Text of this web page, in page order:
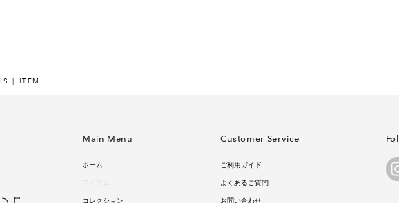
ITEM
Main Menu
ホーム
コレクション
Customer Service
ご利用ガイド
よくあるご質問
お問い合わせ